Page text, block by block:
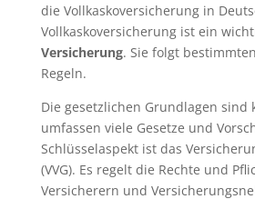
die Vollkaskoversicherung in
Vollkaskoversicherung ist ein
Versicherung. Sie folgt
Regeln.
Die gesetzlichen Grundlagen sind
umfassen viele Gesetze und
Schlüsselaspekt ist das
(VVG). Es regelt die Rechte und
Versicherern und